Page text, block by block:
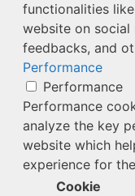
functionalities
website on
feedbacks, and
Performance
Performance
Performance
analyze the key
website which
experience for
Cookie